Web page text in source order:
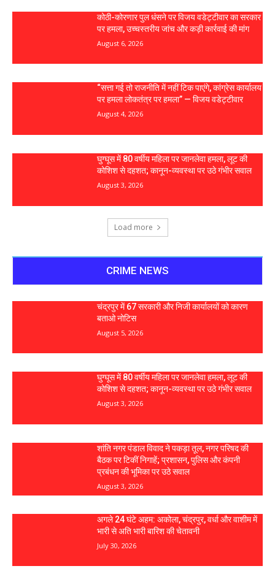
कोठी-कोरणार पुल धंसने पर विजय वडेट्टीवार का सरकार
पर हमला, उच्चस्तरीय जांच और कड़ी कार्रवाई की मांग
August 6, 2026
“सत्ता गई तो राजनीति में नहीं टिक पाएंगे, कांग्रेस कार्यालय
पर हमला लोकतंत्र पर हमला” — विजय वडेट्टीवार
August 4, 2026
घुग्घूस में 80 वर्षीय महिला पर जानलेवा हमला, लूट की
कोशिश से दहशत; कानून-व्यवस्था पर उठे गंभीर सवाल
August 3, 2026
Load more
CRIME NEWS
चंद्रपुर में 67 सरकारी और निजी कार्यालयों को कारण
बताओ नोटिस
August 5, 2026
घुग्घूस में 80 वर्षीय महिला पर जानलेवा हमला, लूट की
कोशिश से दहशत; कानून-व्यवस्था पर उठे गंभीर सवाल
August 3, 2026
शांति नगर पंडाल विवाद ने पकड़ा तूल, नगर परिषद की
बैठक पर टिकीं निगाहें; प्रशासन, पुलिस और कंपनी
प्रबंधन की भूमिका पर उठे सवाल
August 3, 2026
अगले 24 घंटे अहम: अकोला, चंद्रपुर, वर्धा और वाशीम में
भारी से अति भारी बारिश की चेतावनी
July 30, 2026